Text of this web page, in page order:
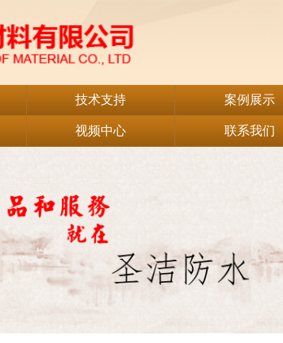
技术支持 案例展示
视频中心 联系我们